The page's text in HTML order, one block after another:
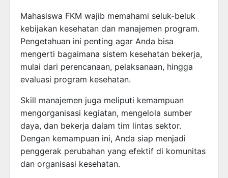
Mahasiswa FKM wajib memahami seluk-beluk
kebijakan kesehatan dan manajemen program.
Pengetahuan ini penting agar Anda bisa
mengerti bagaimana sistem kesehatan bekerja,
mulai dari perencanaan, pelaksanaan, hingga
evaluasi program kesehatan.
Skill manajemen juga meliputi kemampuan
mengorganisasi kegiatan, mengelola sumber
daya, dan bekerja dalam tim lintas sektor.
Dengan kemampuan ini, Anda siap menjadi
penggerak perubahan yang efektif di komunitas
dan organisasi kesehatan.